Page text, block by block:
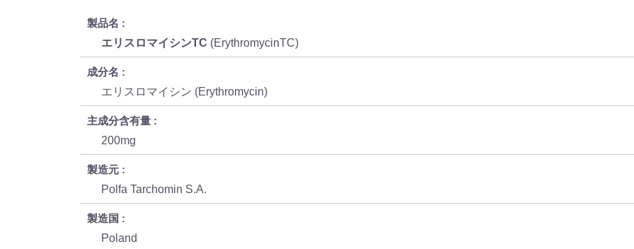
製品名
エリスロマイシンTC (ErythromycinTC)
成分名
エリスロマイシン (Erythromycin)
主成分含有量
200mg
製造元
Polfa Tarchomin S.A.
製造国
Poland